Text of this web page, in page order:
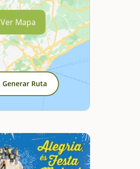
Generar Ruta
Ver Mapa